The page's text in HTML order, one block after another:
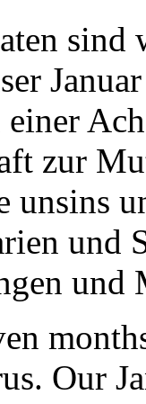
zur
unsins
und
und
Our